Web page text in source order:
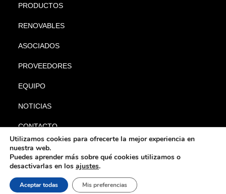
PRODUCTOS
RENOVABLES
ASOCIADOS
PROVEEDORES
EQUIPO
NOTICIAS
CONTACTO
derechos reservados.
de cookies
Utilizamos cookies para ofrecerte la mejor experiencia en
nuestra web.
Puedes aprender más sobre qué cookies utilizamos o
desactivarlas en los ajustes.
Aceptar todas Mis preferencias